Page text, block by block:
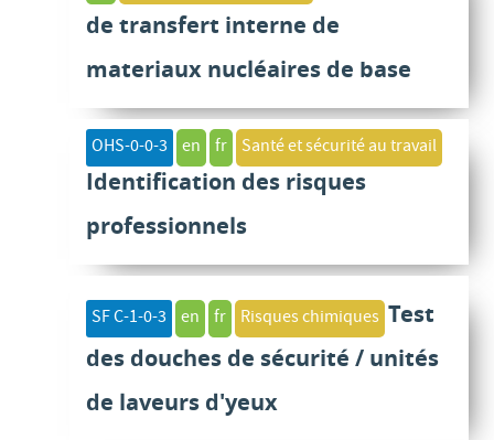
de transfert interne de
materiaux nucléaires de base
OHS-0-0-3 en fr Santé et sécurité au travail
Identification des risques
professionnels
SF C-1-0-3 en fr Risques chimiques Test
des douches de sécurité / unités
de laveurs d'yeux